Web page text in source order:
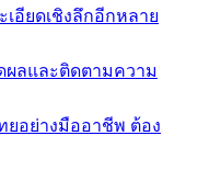
อียดเชิงลึกอีกหลาย
ดผลและติดตามความ
ยอย่างมืออาชีพ ต้อง